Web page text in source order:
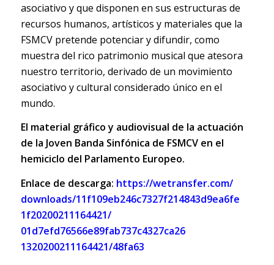
asociativo y que disponen en sus estructuras de
recursos humanos, artísticos y materiales que la
FSMCV pretende potenciar y difundir, como
muestra del rico patrimonio musical que atesora
nuestro territorio, derivado de un movimiento
asociativo y cultural considerado único en el
mundo.
El material gráfico y audiovisual de la actuación
de la Joven Banda Sinfónica de FSMCV en el
hemiciclo del Parlamento Europeo.
Enlace de descarga: https://wetransfer.com/
downloads/11f109eb246c7327f214843d9ea6fe
1f20200211164421/
01d7efd76566e89fab737c4327ca26
1320200211164421/48fa63